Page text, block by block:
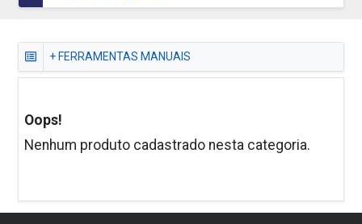
+ FERRAMENTAS MANUAIS
Oops!
Nenhum produto cadastrado nesta categoria.